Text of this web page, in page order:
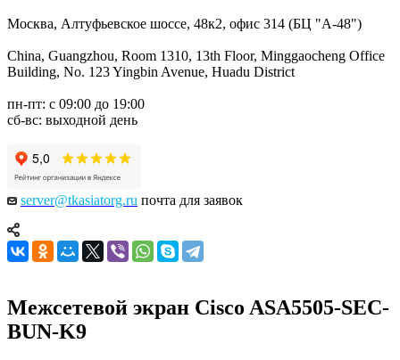
Москва, Алтуфьевское шоссе, 48к2, офис 314 (БЦ "А-48")
China, Guangzhou, Room 1310, 13th Floor, Minggaocheng Office
Building, No. 123 Yingbin Avenue, Huadu District
пн-пт: с 09:00 до 19:00
сб-вс: выходной день
server@tkasiatorg.ru почта для заявок
Межсетевой экран Cisco ASA5505-SEC-
BUN-K9